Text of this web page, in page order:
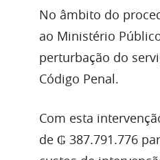
No âmbito do
ao Ministério
perturbação do
Código Penal.
Com esta
de ₲ 387.791.776